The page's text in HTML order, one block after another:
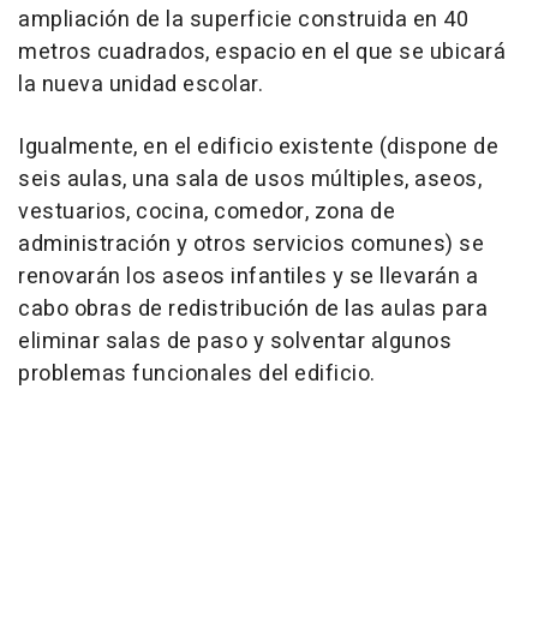
ampliación de la superficie construida en 40
metros cuadrados, espacio en el que se ubicará
la nueva unidad escolar.
Igualmente, en el edificio existente (dispone de
seis aulas, una sala de usos múltiples, aseos,
vestuarios, cocina, comedor, zona de
administración y otros servicios comunes) se
renovarán los aseos infantiles y se llevarán a
cabo obras de redistribución de las aulas para
eliminar salas de paso y solventar algunos
problemas funcionales del edificio.